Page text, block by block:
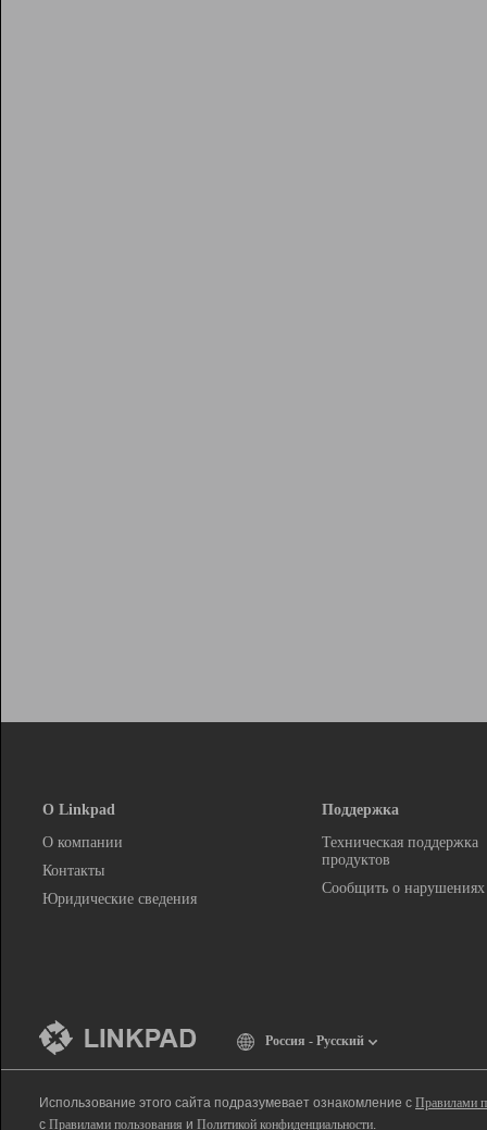
О Linkpad
О компании
Контакты
Юридические сведения
Поддержка
Техническая поддержка
продуктов
Сообщить о нарушениях
Россия - Русский
Использование этого сайта подразумевает ознакомление с Правилами
с Правилами пользования и Политикой конфиденциальности.